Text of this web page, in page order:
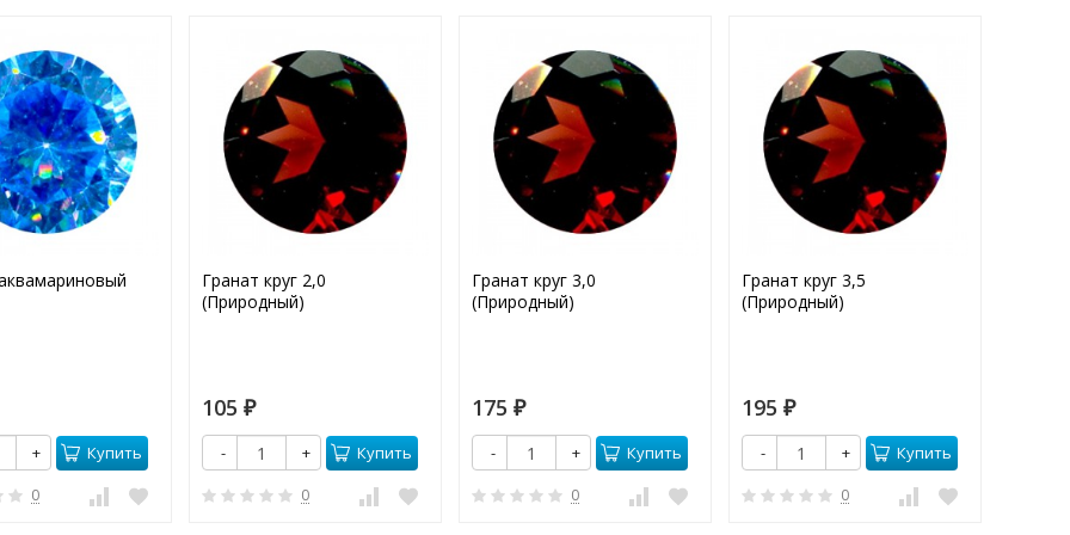
+ Купить
0
Гранат круг 2,0
(Природный)
105 ₽
- + Купить
0
Гранат круг 3,0
(Природный)
175 ₽
- + Купить
0
Гранат круг 3,5
(Природный)
195 ₽
- + Купить
0